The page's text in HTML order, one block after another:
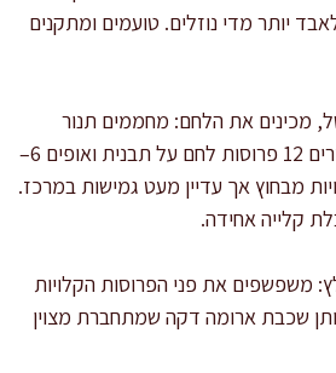
יותר מדי נוזלים. טועמים ומתקנים
מכינים את הלחם: מחממים תנור
ל-220 מעלות. מסדרים 12 פרוסות לחם על תבנית ואופים 6–
מבחוץ אך עדיין מעט גמישות במרכז.
קלייה אחידה.
משפשפים את פני הפרוסות הקלויות
שכבת ארומה דקה שמתחברת מצוין